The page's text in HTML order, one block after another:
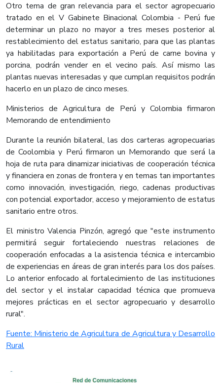
Otro tema de gran relevancia para el sector agropecuario
tratado en el V Gabinete Binacional Colombia - Perú fue
determinar un plazo no mayor a tres meses posterior al
restablecimiento del estatus sanitario, para que las plantas
ya habilitadas para exportación a Perú de carne bovina y
porcina, podrán vender en el vecino país. Así mismo las
plantas nuevas interesadas y que cumplan requisitos podrán
hacerlo en un plazo de cinco meses.
Ministerios de Agricultura de Perú y Colombia firmaron
Memorando de entendimiento
Durante la reunión bilateral, las dos carteras agropecuarias
de Coolombia y Perú firmaron un Memorando que será la
hoja de ruta para dinamizar iniciativas de cooperación técnica
y financiera en zonas de frontera y en temas tan importantes
como innovación, investigación, riego, cadenas productivas
con potencial exportador, acceso y mejoramiento de estatus
sanitario entre otros.
El ministro Valencia Pinzón, agregó que "este instrumento
permitirá seguir fortaleciendo nuestras relaciones de
cooperación enfocadas a la asistencia técnica e intercambio
de experiencias en áreas de gran interés para los dos países.
Lo anterior enfocado al fortalecimiento de las instituciones
del sector y el instalar capacidad técnica que promueva
mejores prácticas en el sector agropecuario y desarrollo
rural".
Fuente: Ministerio de Agricultura de Agricultura y Desarrollo
Rural